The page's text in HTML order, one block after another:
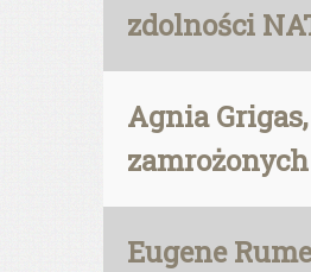
zdolności
Agnia
Eugene